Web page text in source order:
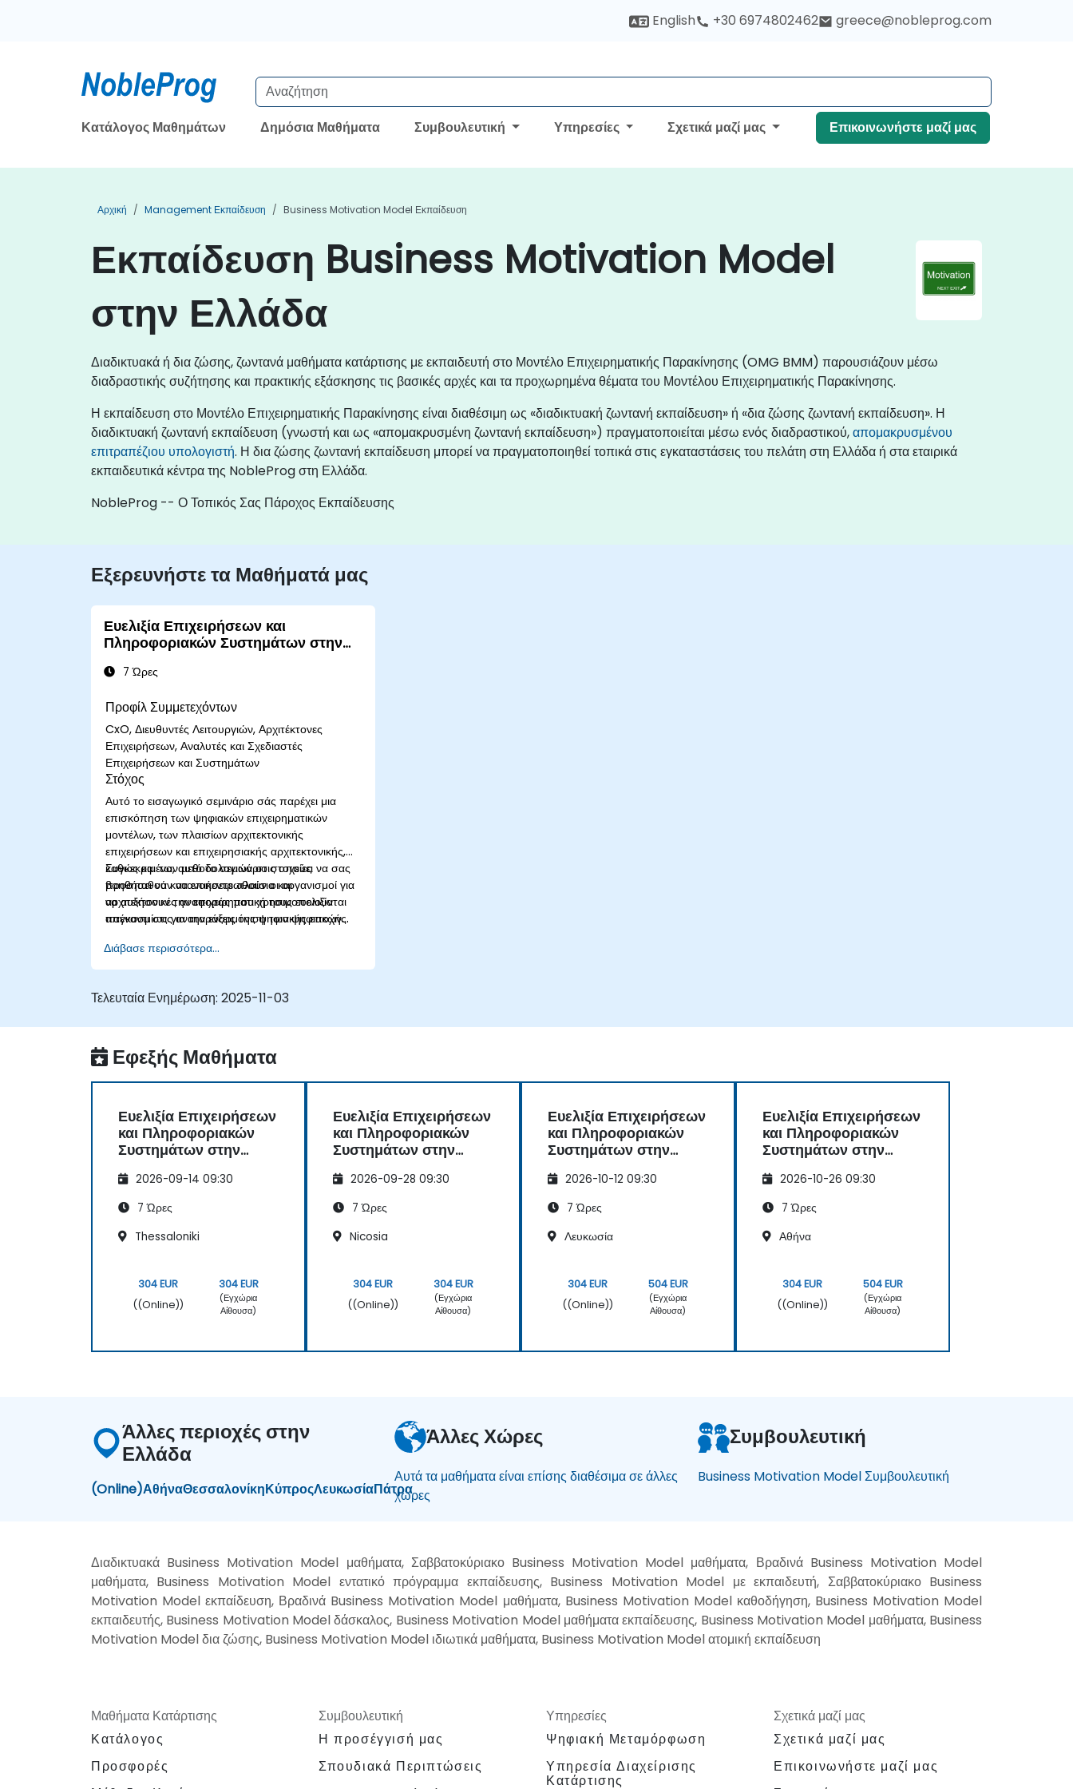
English +30 6974802462 greece@nobleprog.com
Κατάλογος Μαθημάτων Δημόσια Μαθήματα Συμβουλευτική Υπηρεσίες Σχετικά μαζί μας Επικοινωνήστε μαζί μας
Αρχική Management Εκπαίδευση Business Motivation Model Εκπαίδευση
Εκπαίδευση Business Motivation Model
στην Ελλάδα
Διαδικτυακά ή δια ζώσης, ζωντανά μαθήματα κατάρτισης με εκπαιδευτή στο Μοντέλο Επιχειρηματικής Παρακίνησης (OMG BMM) παρουσιάζουν μέσω
διαδραστικής συζήτησης και πρακτικής εξάσκησης τις βασικές αρχές και τα προχωρημένα θέματα του Μοντέλου Επιχειρηματικής Παρακίνησης.
Η εκπαίδευση στο Μοντέλο Επιχειρηματικής Παρακίνησης είναι διαθέσιμη ως «διαδικτυακή ζωντανή εκπαίδευση» ή «δια ζώσης ζωντανή εκπαίδευση». Η
διαδικτυακή ζωντανή εκπαίδευση (γνωστή και ως «απομακρυσμένη ζωντανή εκπαίδευση») πραγματοποιείται μέσω ενός διαδραστικού,απομακρυσμένου
επιτραπέζιου υπολογιστή. Η δια ζώσης ζωντανή εκπαίδευση μπορεί να πραγματοποιηθεί τοπικά στις εγκαταστάσεις του πελάτη στη Ελλάδα ή στα εταιρικά
εκπαιδευτικά κέντρα της NobleProg στη Ελλάδα.
NobleProg -- Ο Τοπικός Σας Πάροχος Εκπαίδευσης
Εξερευνήστε τα Μαθήματά μας
Ευελιξία Επιχειρήσεων και
Πληροφοριακών Συστημάτων στην
7 Ώρες
Προφίλ Συμμετεχόντων
CxO, Διευθυντές Λειτουργιών, Αρχιτέκτονες
Επιχειρήσεων, Αναλυτές και Σχεδιαστές
Επιχειρήσεων και Συστημάτων
Στόχος
Αυτό το εισαγωγικό σεμινάριο σάς παρέχει μια
επισκόπηση των ψηφιακών επιχειρηματικών
μοντέλων, των πλαισίων αρχιτεκτονικής
επιχειρήσεων και επιχειρησιακής αρχιτεκτονικής,
καθώς και των μεθοδολογιών στις οποίες
προσπαθούν να επικεντρωθούν οι οργανισμοί για
να αυξήσουν την επιχειρηματική τους ευελιξία
απέναντι στις αναταράξεις της ψηφιακής εποχής.
Συγκεκριμένα, αυτό το σεμινάριο στοχεύει να σας
βοηθήσει να κατανοήσετε πλαίσια και
αρχιτεκτονικές αναφοράς που χρησιμοποιούνται
παγκοσμίως για την εναρμόνιση των ψηφιακών
πληροφοριακών συστημάτων με το
μεταβαλλόμενο ανταγωνιστικό τοπίο.
Διάβασε περισσότερα...
Τελευταία Ενημέρωση: 2025-11-03
Εφεξής Μαθήματα
Ευελιξία Επιχειρήσεων
και Πληροφοριακών
Συστημάτων στην
2026-09-14 09:30
7 Ώρες
Thessaloniki
304 EUR
((Online))
304 EUR
(Εγχώρια
Αίθουσα)
Ευελιξία Επιχειρήσεων
και Πληροφοριακών
Συστημάτων στην
2026-09-28 09:30
7 Ώρες
Nicosia
304 EUR
((Online))
304 EUR
(Εγχώρια
Αίθουσα)
Ευελιξία Επιχειρήσεων
και Πληροφοριακών
Συστημάτων στην
2026-10-12 09:30
7 Ώρες
Λευκωσία
304 EUR
((Online))
504 EUR
(Εγχώρια
Αίθουσα)
Ευελιξία Επιχειρήσεων
και Πληροφοριακών
Συστημάτων στην
2026-10-26 09:30
7 Ώρες
Αθήνα
304 EUR
((Online))
504 EUR
(Εγχώρια
Αίθουσα)
Άλλες περιοχές στην
Ελλάδα
(Online)ΑθήναΘεσσαλονίκηΚύπροςΛευκωσίαΠάτρα
Άλλες Χώρες
Αυτά τα μαθήματα είναι επίσης διαθέσιμα σε άλλες
χώρες
Συμβουλευτική
Business Motivation Model Συμβουλευτική
Διαδικτυακά Business Motivation Model μαθήματα, Σαββατοκύριακο Business Motivation Model μαθήματα, Βραδινά Business Motivation Model
μαθήματα, Business Motivation Model εντατικό πρόγραμμα εκπαίδευσης, Business Motivation Model με εκπαιδευτή, Σαββατοκύριακο Business
Motivation Model εκπαίδευση, Βραδινά Business Motivation Model μαθήματα, Business Motivation Model καθοδήγηση, Business Motivation Model
εκπαιδευτής, Business Motivation Model δάσκαλος, Business Motivation Model μαθήματα εκπαίδευσης, Business Motivation Model μαθήματα, Business
Motivation Model δια ζώσης, Business Motivation Model ιδιωτικά μαθήματα, Business Motivation Model ατομική εκπαίδευση
Μαθήματα Κατάρτισης
Κατάλογος
Προσφορές
Συμβουλευτική
Η προσέγγισή μας
Σπουδιακά Περιπτώσεις
Υπηρεσίες
Ψηφιακή Μεταμόρφωση
Υπηρεσία Διαχείρισης
Κατάρτισης
Σχετικά μαζί μας
Σχετικά μαζί μας
Επικοινωνήστε μαζί μας